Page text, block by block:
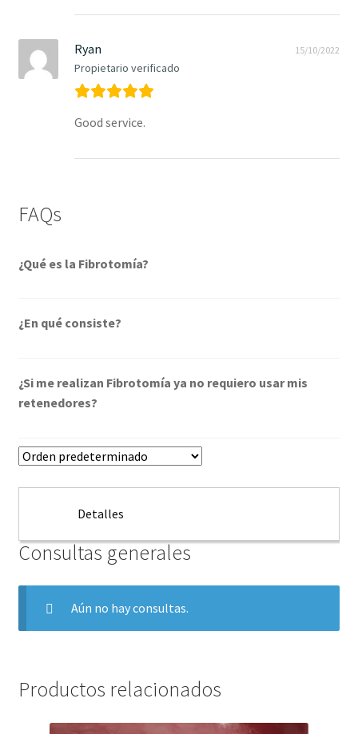
Ryan
Propietario verificado
15/10/2022
Good service.
FAQs
¿Qué es la Fibrotomía?
¿En qué consiste?
¿Si me realizan Fibrotomía ya no requiero usar mis
retenedores?
Detalles
Consultas generales
Aún no hay consultas.
Productos relacionados